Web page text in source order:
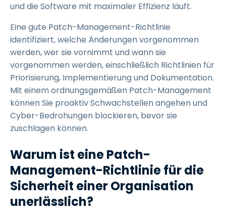
und die Software mit maximaler Effizienz läuft.
Eine gute Patch-Management-Richtlinie
identifiziert, welche Änderungen vorgenommen
werden, wer sie vornimmt und wann sie
vorgenommen werden, einschließlich Richtlinien für
Priorisierung, Implementierung und Dokumentation.
Mit einem ordnungsgemäßen Patch-Management
können Sie proaktiv Schwachstellen angehen und
Cyber-Bedrohungen blockieren, bevor sie
zuschlagen können.
Warum ist eine Patch-
Management-Richtlinie für die
Sicherheit einer Organisation
unerlässlich?